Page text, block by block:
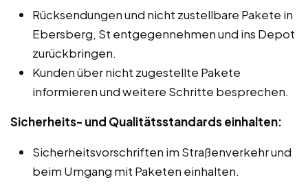
Rücksendungen und nicht zustellbare Pakete in
Ebersberg, St entgegennehmen und ins Depot
zurückbringen.
Kunden über nicht zugestellte Pakete
informieren und weitere Schritte besprechen.
Sicherheits- und Qualitätsstandards einhalten:
Sicherheitsvorschriften im Straßenverkehr und
beim Umgang mit Paketen einhalten.